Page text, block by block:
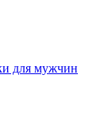
для мужчин